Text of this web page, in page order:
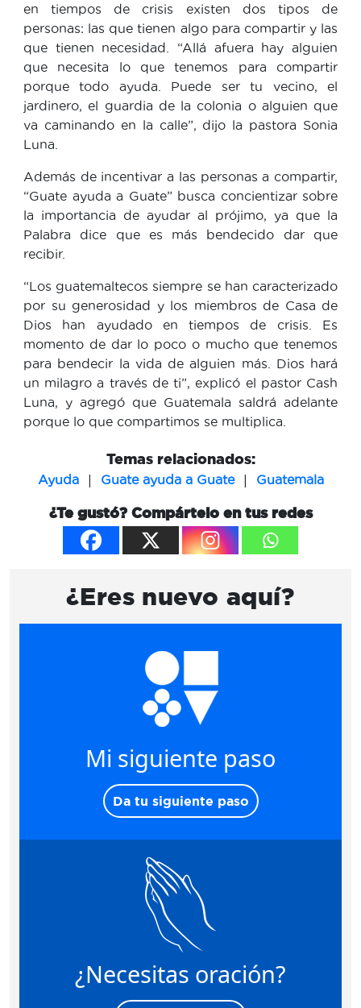
en tiempos de crisis existen dos tipos de
personas: las que tienen algo para compartir y las
que tienen necesidad. “Allá afuera hay alguien
que necesita lo que tenemos para compartir
porque todo ayuda. Puede ser tu vecino, el
jardinero, el guardia de la colonia o alguien que
va caminando en la calle”, dijo la pastora Sonia
Luna.
Además de incentivar a las personas a compartir,
“Guate ayuda a Guate” busca concientizar sobre
la importancia de ayudar al prójimo, ya que la
Palabra dice que es más bendecido dar que
recibir.
“Los guatemaltecos siempre se han caracterizado
por su generosidad y los miembros de Casa de
Dios han ayudado en tiempos de crisis. Es
momento de dar lo poco o mucho que tenemos
para bendecir la vida de alguien más. Dios hará
un milagro a través de ti”, explicó el pastor Cash
Luna, y agregó que Guatemala saldrá adelante
porque lo que compartimos se multiplica.
Temas relacionados:
Ayuda | Guate ayuda a Guate | Guatemala
¿Te gustó? Compártelo en tus redes
¿Eres nuevo aquí?
Mi siguiente paso
Da tu siguiente paso
¿Necesitas oración?